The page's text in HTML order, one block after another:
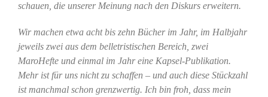
schauen, die unserer Meinung nach den Diskurs erweitern.
Wir machen etwa acht bis zehn Bücher im Jahr, im Halbjahr
jeweils zwei aus dem belletristischen Bereich, zwei
MaroHefte und einmal im Jahr eine Kapsel-Publikation.
Mehr ist für uns nicht zu schaffen – und auch diese Stückzahl
ist manchmal schon grenzwertig. Ich bin froh, dass mein